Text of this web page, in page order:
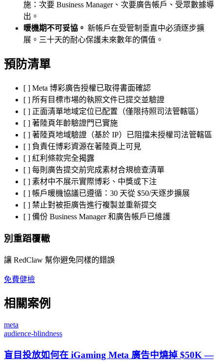
施：次要 Business Manager、次要廣告帳戶、受眾數據導
出。
暖機期不可妥協。 新帳戶在受管制垂直中必須逐步擴
展。三十天的耐心保護未來數年的價值。
預防清單
[ ] Meta 博彩廣告授權已取得書面確認
[ ] 所有目標市場的執照文件已提交並驗證
[ ] 正面清單地域定位已配置（僅限持照司法管轄區）
[ ] 著陸頁年齡驗證門已實施
[ ] 著陸頁地域驗證（基於 IP）已阻擋未授權司法管轄區
[ ] 負責任博彩資源在著陸頁上可見
[ ] 紅利條款完全揭露
[ ] 每則廣告提交前完成素材合規檢查清單
[ ] 素材中不展示實際博彩、中獎或下注
[ ] 帳戶暖機協議已遵循：30 天從 $50/天逐步擴展
[ ] 禁止對被拒廣告進行複製並重新提交
[ ] 備份 Business Manager 和廣告帳戶已維護
別重蹈覆轍
讓 RedClaw 幫你避免同樣的錯誤
免費健檢
相關案例
meta
audience-blindness
盲目投放如何在 iGaming Meta 廣告中燒掉 $50K —